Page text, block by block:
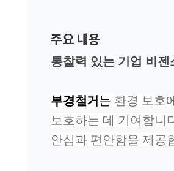
주요 내용
통찰력 있는 기업 비젠
부경철거는 환경 보호
보호하는 데 기여합니
안심과 편안함을 제공